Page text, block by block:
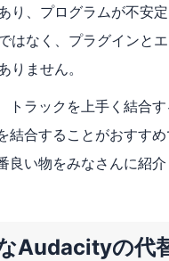
り、プログラムが不安定
はなく、プラグインと
りません。
トラックを上手く結合
結合することがおすす
良い物をみなさんに紹介
Audacityの代